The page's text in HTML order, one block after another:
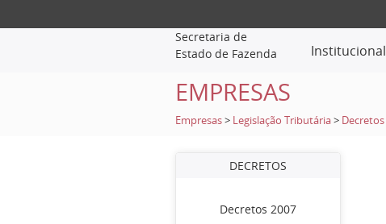
Secretaria de
Estado de Fazenda
Institucional
EMPRESAS
Empresas > Legislação Tributária > Decretos
DECRETOS
Decretos 2007